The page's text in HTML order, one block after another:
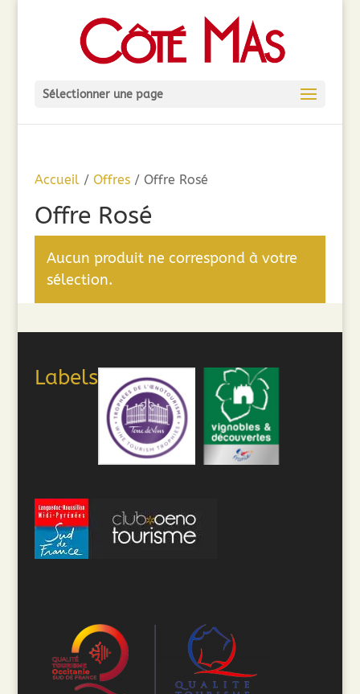
Sélectionner une page
Accueil/ Offres/ Offre Rosé
Offre Rosé
Aucun produit ne correspond à votre
sélection.
Labels